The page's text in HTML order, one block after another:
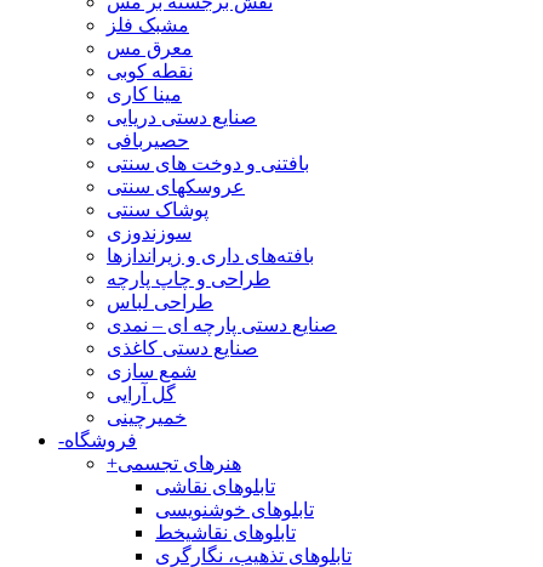
مشبک فلز
معرق مس
نقطه کوبی
مینا کاری
صنایع دستی دریایی
حصیربافی
بافتنی‌ و دوخت های سنتی
عروسکهای سنتی
پوشاک سنتی
سوزندوزی
بافته‌های داری و زیراندازها
طراحی و چاپ پارچه
طراحی لباس
صنایع دستی پارچه ای – نمدی
صنایع دستی کاغذی
شمع سازی
گل آرایی
خمیرچینی
-فروشگاه
+هنرهای تجسمی
تابلوهای نقاشی
تابلوهای خوشنویسی
تابلوهای نقاشیخط
تابلوهای تذهیب، نگارگری